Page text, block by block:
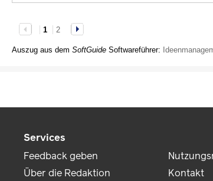
1
2
Auszug aus dem SoftGuide Softwareführer:
Services
Feedback geben
Über die Redaktion
Kontakt